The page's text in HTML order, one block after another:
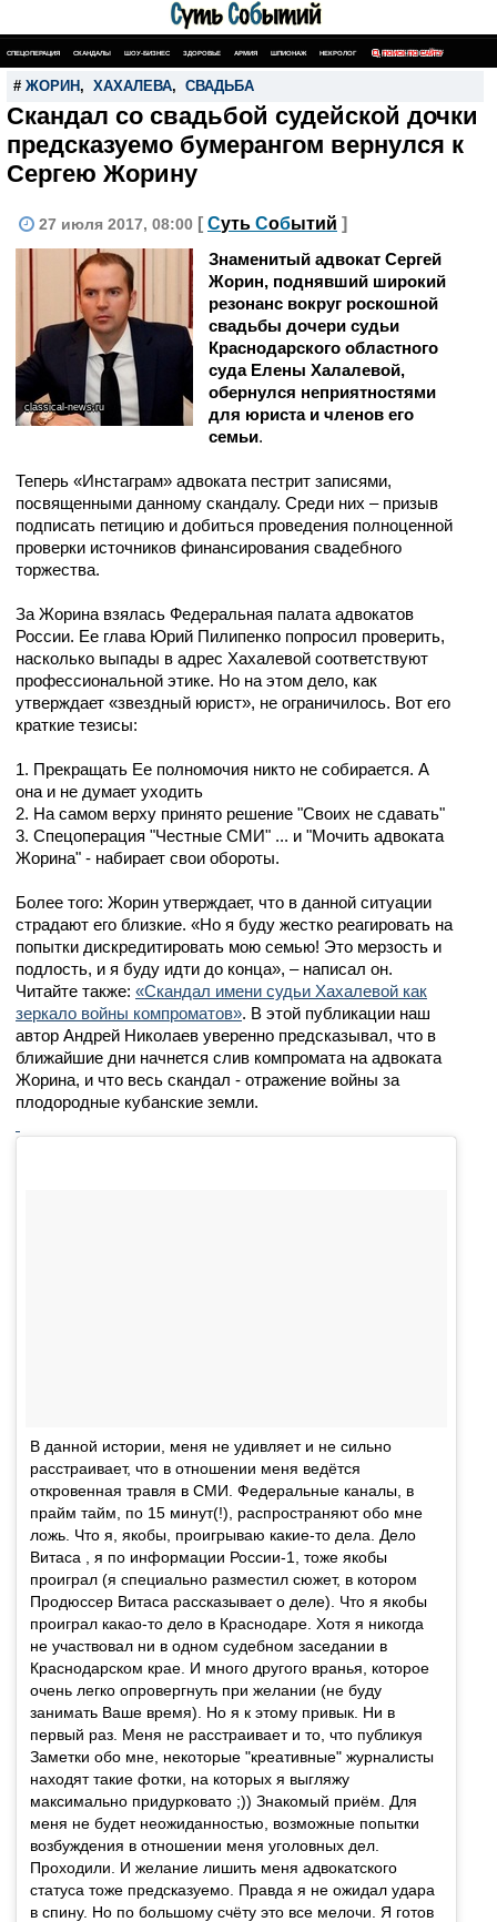
СПЕЦОПЕРАЦИЯ СКАНДАЛЫ ШОУ-БИЗНЕС ЗДОРОВЬЕ АРМИЯ ШПИОНАЖ НЕКРОЛОГ ПОИСК ПО САЙТУ
# ЖОРИН , ХАХАЛЕВА, СВАДЬБА
Скандал со свадьбой судейской дочки
предсказуемо бумерангом вернулся к
Сергею Жорину
27 июля 2017, 08:00 [ Суть Событий ]
classical-news.ru
Знаменитый адвокат Сергей
Жорин, поднявший широкий
резонанс вокруг роскошной
свадьбы дочери судьи
Краснодарского областного
суда Елены Халалевой,
обернулся неприятностями
для юриста и членов его
семьи.
Теперь «Инстаграм» адвоката пестрит записями,
посвященными данному скандалу. Среди них – призыв
подписать петицию и добиться проведения полноценной
проверки источников финансирования свадебного
торжества.
За Жорина взялась Федеральная палата адвокатов
России. Ее глава Юрий Пилипенко попросил проверить,
насколько выпады в адрес Хахалевой соответствуют
профессиональной этике. Но на этом дело, как
утверждает «звездный юрист», не ограничилось. Вот его
краткие тезисы:
1. Прекращать Ее полномочия никто не собирается. А
она и не думает уходить
2. На самом верху принято решение "Своих не сдавать"
3. Спецоперация "Честные СМИ" ... и "Мочить адвоката
Жорина" - набирает свои обороты.
Более того: Жорин утверждает, что в данной ситуации
страдают его близкие. «Но я буду жестко реагировать на
попытки дискредитировать мою семью! Это мерзость и
подлость, и я буду идти до конца», – написал он.
Читайте также: «Скандал имени судьи Хахалевой как
зеркало войны компроматов». В этой публикации наш
автор Андрей Николаев уверенно предсказывал, что в
ближайшие дни начнется слив компромата на адвоката
Жорина, и что весь скандал - отражение войны за
плодородные кубанские земли.
В данной истории, меня не удивляет и не сильно
расстраивает, что в отношении меня ведётся
откровенная травля в СМИ. Федеральные каналы, в
прайм тайм, по 15 минут(!), распространяют обо мне
ложь. Что я, якобы, проигрываю какие-то дела. Дело
Витаса , я по информации России-1, тоже якобы
проиграл (я специально разместил сюжет, в котором
Продюссер Витаса рассказывает о деле). Что я якобы
проиграл какао-то дело в Краснодаре. Хотя я никогда
не участвовал ни в одном судебном заседании в
Краснодарском крае. И много другого вранья, которое
очень легко опровергнуть при желании (не буду
занимать Ваше время). Но я к этому привык. Ни в
первый раз. Меня не расстраивает и то, что публикуя
Заметки обо мне, некоторые "креативные" журналисты
находят такие фотки, на которых я выгляжу
максимально придурковато ;)) Знакомый приём. Для
меня не будет неожиданностью, возможные попытки
возбуждения в отношении меня уголовных дел.
Проходили. И желание лишить меня адвокатского
статуса тоже предсказуемо. Правда я не ожидал удара
в спину. Но по большому счёту это все мелочи. Я готов